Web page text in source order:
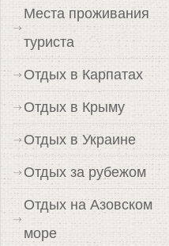
Места проживания
туриста
Отдых в Карпатах
Отдых в Крыму
Отдых в Украине
Отдых за рубежом
Отдых на Азовском
море